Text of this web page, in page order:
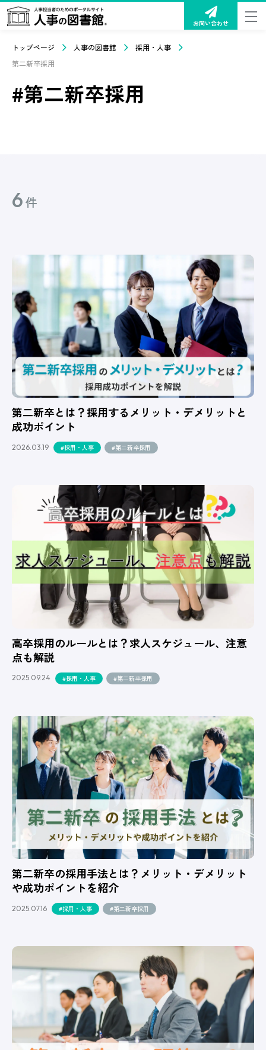
お問い合わせ
トップページ 人事の図書館
採用・人事
第二新卒採用
#第二新卒採用
6件
第二新卒とは？採用するメリット・デメリットと
成功ポイント
2026.03.19 #採用・人事 #第二新卒採用
高卒採用のルールとは？求人スケジュール、注意
点も解説
2025.09.24 #採用・人事 #第二新卒採用
第二新卒の採用手法とは？メリット・デメリット
や成功ポイントを紹介
2025.07.16 #採用・人事 #第二新卒採用